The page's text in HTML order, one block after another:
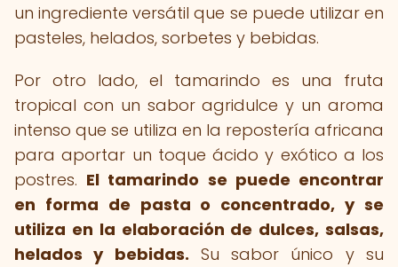
un ingrediente versátil que se puede utilizar en
pasteles, helados, sorbetes y bebidas.
Por otro lado, el tamarindo es una fruta
tropical con un sabor agridulce y un aroma
intenso que se utiliza en la repostería africana
para aportar un toque ácido y exótico a los
postres. El tamarindo se puede encontrar
en forma de pasta o concentrado, y se
utiliza en la elaboración de dulces, salsas,
helados y bebidas. Su sabor único y su